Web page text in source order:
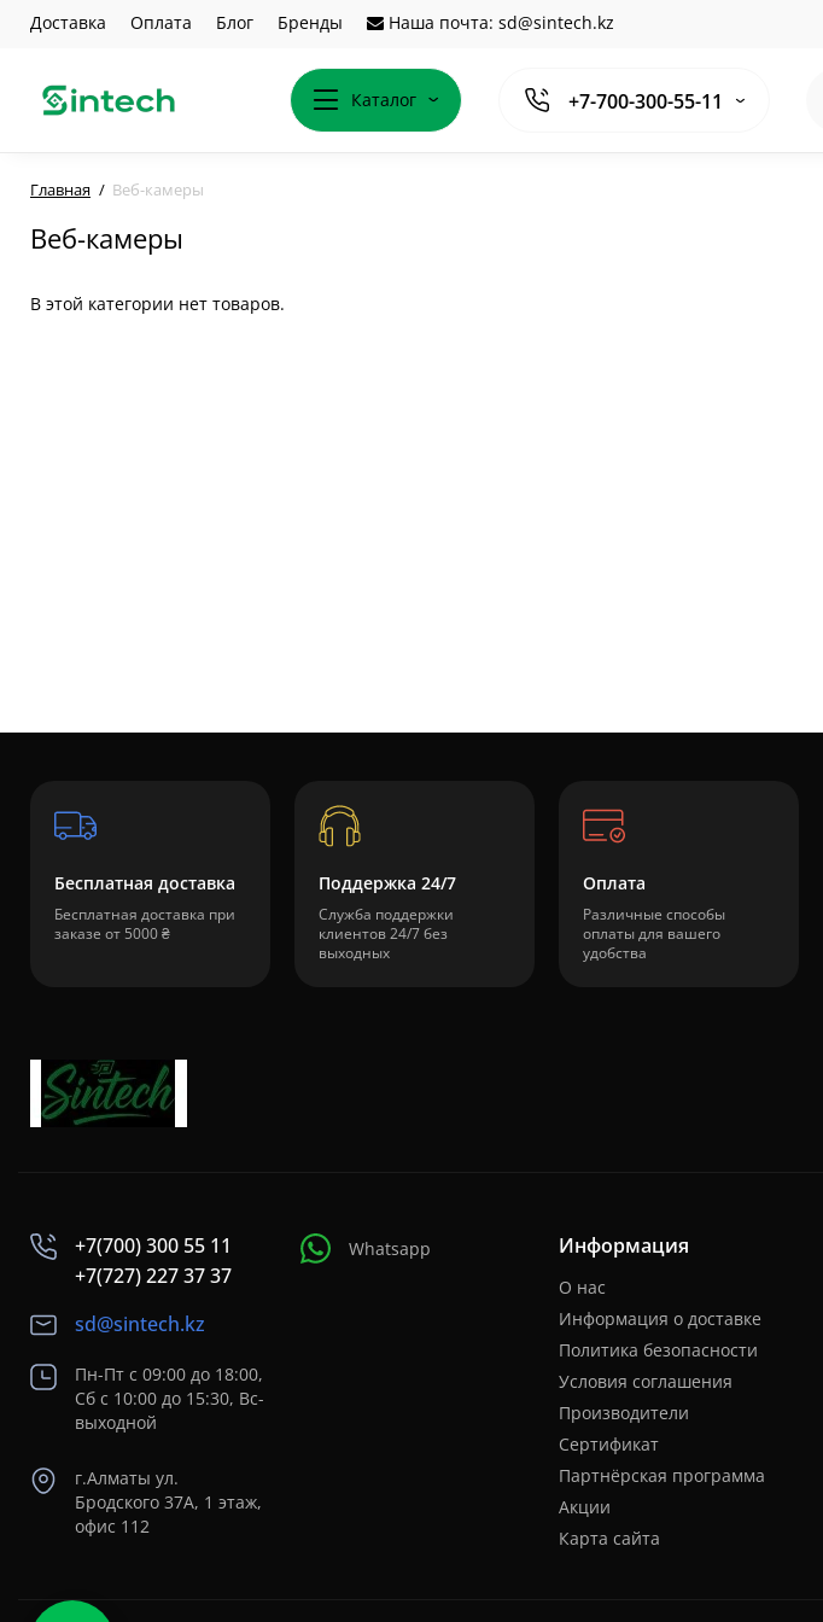
Доставка Оплата Блог Бренды Наша почта: sd@sintech.kz
Каталог +7-700-300-55-11
Главная Веб-камеры
Веб-камеры
В этой категории нет товаров.
Бесплатная доставка
Бесплатная доставка при
заказе от 5000 ₴
Поддержка 24/7
Служба поддержки
клиентов 24/7 без
выходных
Оплата
Различные способы
оплаты для вашего
удобства
+7(700) 300 55 11
+7(727) 227 37 37
sd@sintech.kz
Пн-Пт с 09:00 до 18:00,
Сб с 10:00 до 15:30, Вс-
выходной
г.Алматы ул.
Бродского 37A, 1 этаж,
офис 112
Whatsapp Информация
О нас
Информация о доставке
Политика безопасности
Условия соглашения
Производители
Сертификат
Партнёрская программа
Акции
Карта сайта